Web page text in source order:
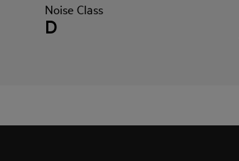
Noise Class
D